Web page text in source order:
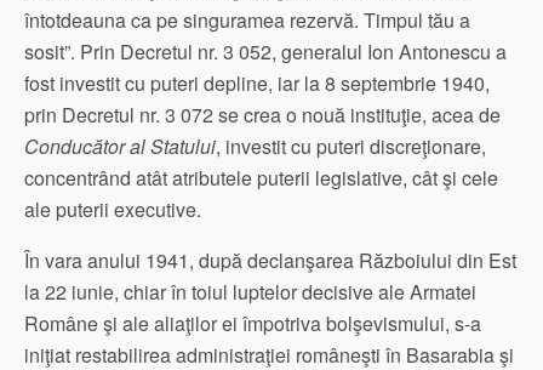
întotdeauna ca pe singuramea rezervă. Timpul tău a
sosit”. Prin Decretul nr. 3 052, generalul Ion Antonescu a
fost investit cu puteri depline, iar la 8 septembrie 1940,
prin Decretul nr. 3 072 se crea o nouă instituţie, acea de
Conducător al Statului, investit cu puteri discreţionare,
concentrând atât atributele puterii legislative, cât şi cele
ale puterii executive.
În vara anului 1941, după declanşarea Războiului din Est
la 22 iunie, chiar în toiul luptelor decisive ale Armatei
Române şi ale aliaţilor ei împotriva bolşevismului, s-a
iniţiat restabilirea administraţiei româneşti în Basarabia şi